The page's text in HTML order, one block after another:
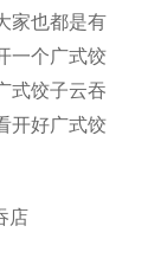
家也都是有
一个广式饺
式饺子云吞
开好广式饺